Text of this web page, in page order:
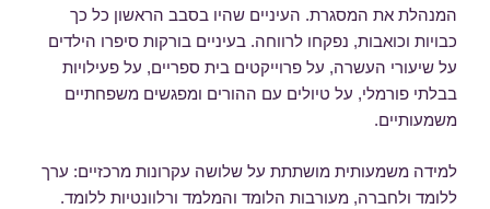
המנהלת את המסגרת. העיניים שהיו בסבב הראשון כל כך
כבויות וכואבות, נפקחו לרווחה. בעיניים בורקות סיפרו הילדים
על שיעורי העשרה, על פרוייקטים בית ספריים, על פעילויות
בבלתי פורמלי, על טיולים עם ההורים ומפגשים משפחתיים
משמעותיים.
למידה משמעותית מושתתת על שלושה עקרונות מרכזיים: ערך
ללומד ולחברה, מעורבות הלומד והמלמד ורלוונטיות ללומד.